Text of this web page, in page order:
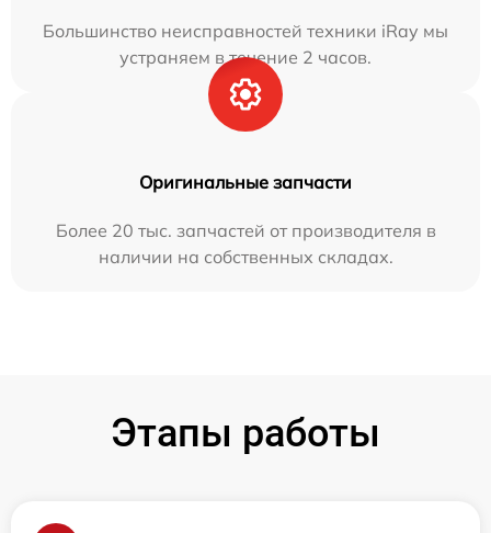
Большинство неисправностей техники iRay мы
устраняем в течение 2 часов.
Оригинальные запчасти
Более 20 тыс. запчастей от производителя в
наличии на собственных складах.
Этапы работы